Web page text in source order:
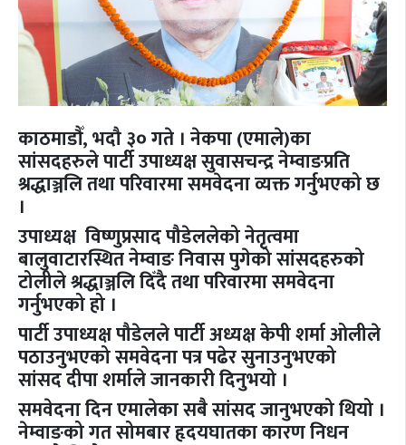
काठमाडौँ, भदौ ३० गते । नेकपा (एमाले)का
सांसदहरुले पार्टी उपाध्यक्ष सुवासचन्द्र नेम्वाङप्रति
श्रद्धाञ्जलि तथा परिवारमा समवेदना व्यक्त गर्नुभएको छ
।
उपाध्यक्ष विष्णुप्रसाद पौडेललेको नेतृत्वमा
बालुवाटारस्थित नेम्वाङ निवास पुगेको सांसदहरुको
टोलीले श्रद्धाञ्जलि दिँदै तथा परिवारमा समवेदना
गर्नुभएको हो ।
पार्टी उपाध्यक्ष पौडेलले पार्टी अध्यक्ष केपी शर्मा ओलीले
पठाउनुभएको समवेदना पत्र पढेर सुनाउनुभएको
सांसद दीपा शर्माले जानकारी दिनुभयो ।
समवेदना दिन एमालेका सबै सांसद जानुभएको थियो ।
नेम्वाङको गत सोमबार हृदयघातका कारण निधन